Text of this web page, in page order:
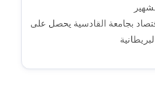
بجامعة القادسية يحصل على